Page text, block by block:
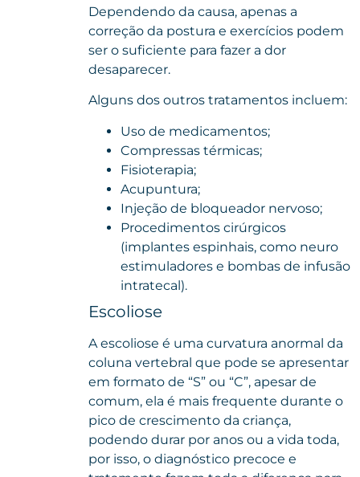
Dependendo da causa, apenas a
correção da postura e exercícios podem
ser o suficiente para fazer a dor
desaparecer.
Alguns dos outros tratamentos incluem:
Uso de medicamentos;
Compressas térmicas;
Fisioterapia;
Acupuntura;
Injeção de bloqueador nervoso;
Procedimentos cirúrgicos
(implantes espinhais, como neuro
estimuladores e bombas de infusão
intratecal).
Escoliose
A escoliose é uma curvatura anormal da
coluna vertebral que pode se apresentar
em formato de “S” ou “C”, apesar de
comum, ela é mais frequente durante o
pico de crescimento da criança,
podendo durar por anos ou a vida toda,
por isso, o diagnóstico precoce e